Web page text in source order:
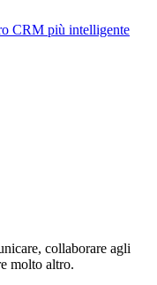
CRM più intelligente
collaborare agli
molto altro.